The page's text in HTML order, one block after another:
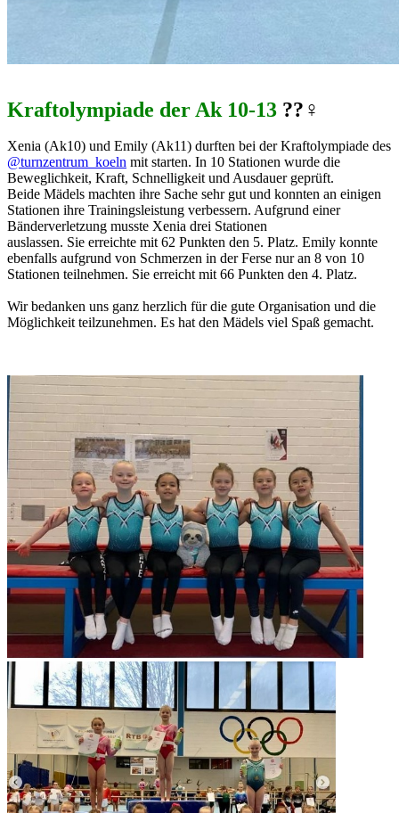
Kraftolympiade der Ak 10-13 ??‍♀️
Xenia (Ak10) und Emily (Ak11) durften bei der Kraftolympiade des
@turnzentrum_koeln mit starten. In 10 Stationen wurde die
Beweglichkeit, Kraft, Schnelligkeit und Ausdauer geprüft.
Beide Mädels machten ihre Sache sehr gut und konnten an einigen
Stationen ihre Trainingsleistung verbessern. Aufgrund einer
Bänderverletzung musste Xenia drei Stationen
auslassen. Sie erreichte mit 62 Punkten den 5. Platz. Emily konnte
ebenfalls aufgrund von Schmerzen in der Ferse nur an 8 von 10
Stationen teilnehmen. Sie erreicht mit 66 Punkten den 4. Platz.
Wir bedanken uns ganz herzlich für die gute Organisation und die
Möglichkeit teilzunehmen. Es hat den Mädels viel Spaß gemacht.